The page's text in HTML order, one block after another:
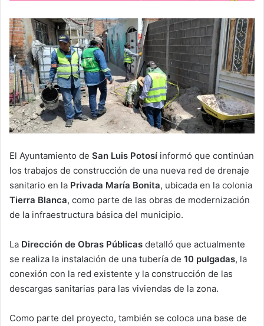
El Ayuntamiento de San Luis Potosí informó que continúan
los trabajos de construcción de una nueva red de drenaje
sanitario en la Privada María Bonita, ubicada en la colonia
Tierra Blanca, como parte de las obras de modernización
de la infraestructura básica del municipio.
La Dirección de Obras Públicas detalló que actualmente
se realiza la instalación de una tubería de 10 pulgadas, la
conexión con la red existente y la construcción de las
descargas sanitarias para las viviendas de la zona.
Como parte del proyecto, también se coloca una base de